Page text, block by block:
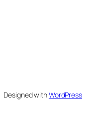
Designed withWordPress